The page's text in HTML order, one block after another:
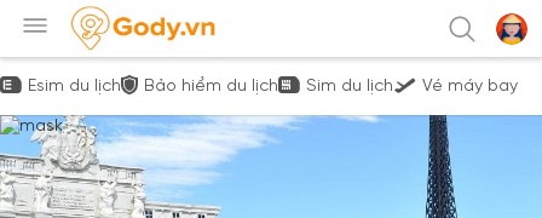
Esim du lịch Bảo hiểm du lịch Sim du lịch Vé máy bay